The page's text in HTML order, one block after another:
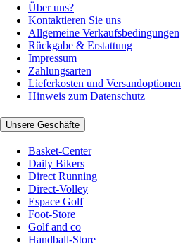
Über uns?
Kontaktieren Sie uns
Allgemeine Verkaufsbedingungen
Rückgabe & Erstattung
Impressum
Zahlungsarten
Lieferkosten und Versandoptionen
Hinweis zum Datenschutz
Unsere Geschäfte
Basket-Center
Daily Bikers
Direct Running
Direct-Volley
Espace Golf
Foot-Store
Golf and co
Handball-Store